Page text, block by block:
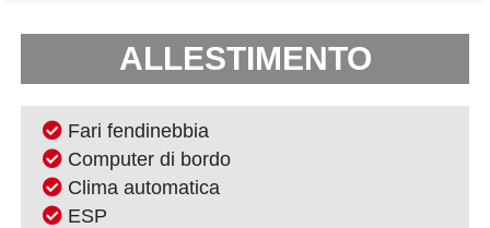
ALLESTIMENTO
Fari fendinebbia
Computer di bordo
Clima automatica
ESP